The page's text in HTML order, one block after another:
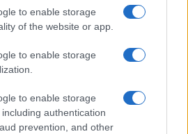
to enable storage
of the website or app.
to enable storage
to enable storage
authentication
prevention, and other
veleno sulle cose del mondo
1.3k